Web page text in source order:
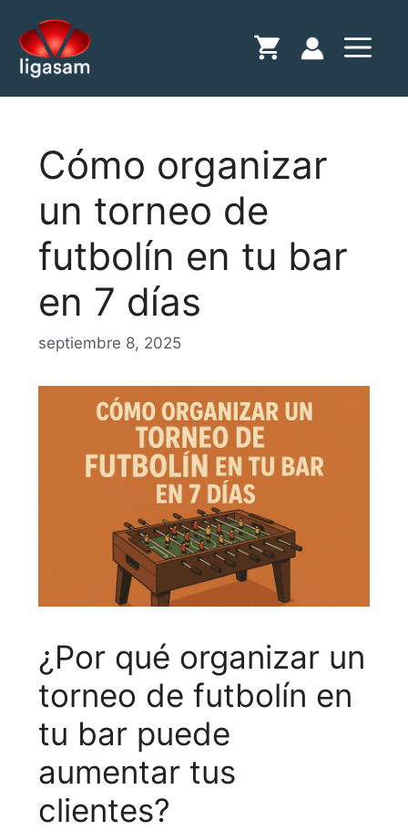
contenido
Menú
Cómo organizar
un torneo de
futbolín en tu bar
en 7 días
septiembre 8, 2025
¿Por qué organizar un
torneo de futbolín en
tu bar puede
aumentar tus
clientes?